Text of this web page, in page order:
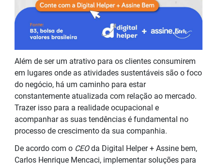
Além de ser um atrativo para os clientes consumirem
em lugares onde as atividades sustentáveis são o foco
do negócio, há um caminho para estar
constantemente atualizada com relação ao mercado.
Trazer isso para a realidade ocupacional e
acompanhar as suas tendências é fundamental no
processo de crescimento da sua companhia.
De acordo com o CEOda Digital Helper + Assine bem,
Carlos Henrique Mencaci, implementar soluções para